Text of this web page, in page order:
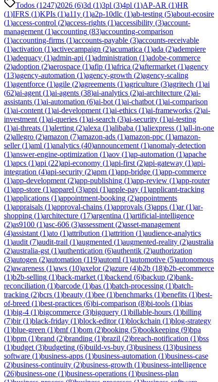
Todos (1247)2026 (6)3d (1)3pl (3)4pl (1)AP-AR (1)HR
(1)IFRS (1)KPIs (1)a11y (1)a2p-10dlc (1)ab-testing (5)about-ecosire
(1)access-control (2)access-rights (1)accessibility (3)account-
management (1)accounting (83)accounting-comparison
(1)accounting-firms (1)accounts-payable (3)accounts-receivable
(1)activation (1)activecampaign (2)acumatica (1)ada (2)adempiere
(1)adequacy (1)admin-api (1)administration (1)adobe-commerce
(2)adoption (2)aerospace (1)afip (1)africa (2)aftermarket (1)agency
(13)agency-automation (1)agency-growth (2)agency-scaling
(1)agentforce (1)agile (2)agreements (1)agriculture (3)agritech (1)ai
(62)ai-agent (1)ai-agents (38)ai-analytics (2)ai-architecture (2)ai-
assistants (1)ai-automation (6)ai-bot (1)ai-chatbot (1)ai-comparison
(1)ai-content (1)ai-development (1)ai-ethics (1)ai-frameworks (2)ai-
investment (1)ai-queries (1)ai-search (3)ai-security (1)ai-testing
(1)ai-threats (1)alerting (2)alexa (1)alibaba (1)aliexpress (1)all-in-one
(2)allegro (2)amazon (7)amazon-ads (1)amazon-ppc (1)amazon-
seller(1)aml (1)analytics (40)announcement (1)anomaly-detection
(1)answer-engine-optimization (1)aov (1)ap-automation (1)apache
(1)apcs (1)api (22)api-economy (1)api-first (2)api-gateway (1)api-
integration (4)api-security (2)apm (1)app-bridge (1)app-commerce
(1)app-development (2)app-publishing (1)app-review (1)app-router
(1)app-store (1)apparel (3)appi (1)apple-pay (1)applicant-tracking
(1)applications (1)appointment-booking (2)appointments
(1)appraisals (1)approval-chains (1)approvals (3)apps (1)ar(1)ar-
shopping (1)architecture (17)argentina (1)artificial-intelligence
(2)as9100 (1)asc-606 (3)assessment (2)asset-management
(4)assistant (1)ato (1)attribution (1)attrition (1)audience-analytics
(1)audit (7)audit-trail (1)augmented (1)augmented-reality (2)australia
(2)australia-gst (1)authentication (6)authentik (2)authorization
(3)autogen (2)automation (119)automl (1)automotive (5)autonomous
(2)awareness (1)aws (10)axelor(2)azure (4)b2b (18)b2b-ecommerce
(1)b2b-selling (1)back-market (1)backend (6)backup (2)bank-
reconciliation (1)barcode (1)bas (1)batch-processing (1)batch-
tracking (2)bcrs (1)beauty (1)bee (1)benchmarks (1)benefits (1)best-
of-breed (1)best-practices (6)bi-comparison (8)bi-tools (1)bias
(1)big-4 (1)bigcommerce (3)bigquery (1)billable-hours (1)billing
(7)bir(1)black-friday (1)block-editor(1)blockchain (1)blog-strategy
(1)blue-green (1)bmf(1)bom (2)booking (5)bookkeeping (9)bpa
(1)bpm (1)brand (2)branding (1)brazil (2)breach-notification (1)bss
(1)budget (3)budgeting (6)build-vs-buy (3)business (13)business
software (1)business-apps (1)business-automation (1)business-case
(2)business-continuity (2)business-growth (1)business-intelligence
(26)business-one (1)business-operations (1)business-plan